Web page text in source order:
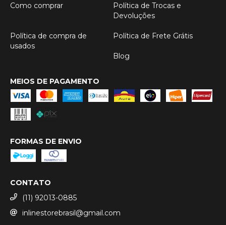
Como comprar
Política de Trocas e
Devoluções
Política de compra de
usados
Política de Frete Grátis
Blog
MEIOS DE PAGAMENTO
FORMAS DE ENVIO
CONTATO
(11) 92013-0885
inlinestorebrasil@gmail.com